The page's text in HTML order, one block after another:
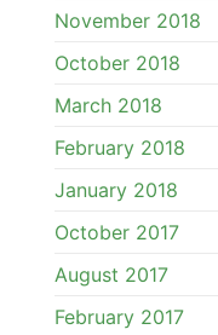
November 2018
October 2018
March 2018
February 2018
January 2018
October 2017
August 2017
February 2017